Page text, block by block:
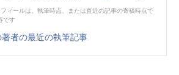
ィールは、執筆時点、または直近の記事の寄稿時点で
です
著者の最近の執筆記事